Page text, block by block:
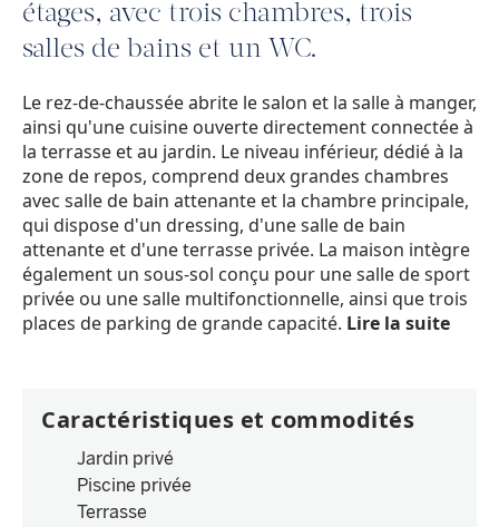
étages, avec trois chambres, trois
salles de bains et un WC.
Le rez-de-chaussée abrite le salon et la salle à manger,
ainsi qu'une cuisine ouverte directement connectée à
la terrasse et au jardin. Le niveau inférieur, dédié à la
zone de repos, comprend deux grandes chambres
avec salle de bain attenante et la chambre principale,
qui dispose d'un dressing, d'une salle de bain
attenante et d'une terrasse privée. La maison intègre
également un sous-sol conçu pour une salle de sport
privée ou une salle multifonctionnelle, ainsi que trois
places de parking de grande capacité. Lire la suite
Caractéristiques et commodités
Jardin privé
Piscine privée
Terrasse